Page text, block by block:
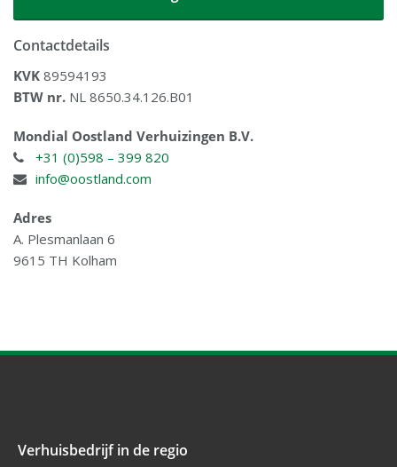
Contactdetails
KVK 89594193
BTW nr. NL 8650.34.126.B01
Mondial Oostland Verhuizingen B.V.
+31 (0)598 – 399 820
info@oostland.com
Adres
A. Plesmanlaan 6
9615 TH Kolham
Verhuisbedrijf in de regio